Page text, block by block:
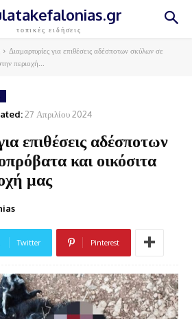
τοπικές ειδήσεις
Διαμαρτυρίες για επιθέσεις αδέσποτων σκύλων σε
περιοχή...
27 Απριλίου 2024
επιθέσεις αδέσποτων
και οικόσιτα
μας
Twitter Pinterest